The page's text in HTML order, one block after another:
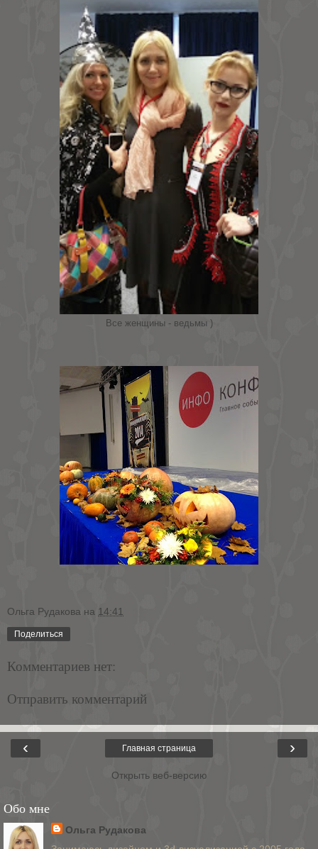
Все женщины - ведьмы )
Ольга Рудакова на 14:41
Поделиться
Комментариев нет:
Отправить комментарий
‹ ›
Главная страница
Открыть веб-версию
Обо мне
Ольга Рудакова